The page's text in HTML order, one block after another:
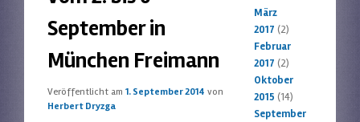
September in
München Freimann
Veröffentlicht am1. September 2014 von
Herbert Dryzga
März
2017 (2)
Februar
2017 (2)
Oktober
2015 (14)
September